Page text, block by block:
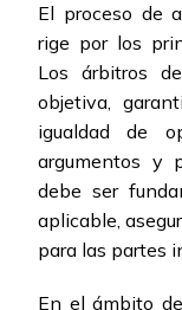
El proceso de
rige por los
Los árbitros
objetiva,
igualdad de
argumentos y
debe ser
aplicable,
para las partes
En el ámbito